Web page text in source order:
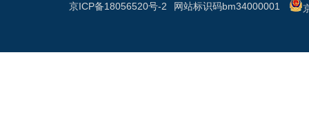
网站标识码bm34000001
京ICP备18056520号-2